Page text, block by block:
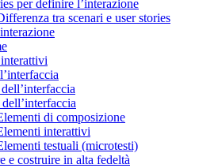
per definire l’interazione
tra scenari e user stories
di composizione
interattivi
testuali (microtesti)
e costruire in alta fedeltà